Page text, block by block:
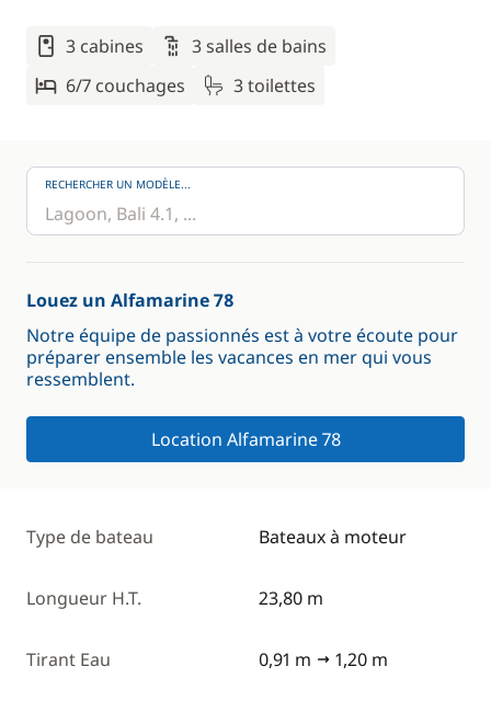
3 cabines
3 salles de bains
6/7 couchages
3 toilettes
RECHERCHER UN MODÈLE...
Louez un Alfamarine 78
Notre équipe de passionnés est à votre écoute pour
préparer ensemble les vacances en mer qui vous
ressemblent.
Location Alfamarine 78
Type de bateau Bateaux à moteur
Longueur H.T. 23,80 m
Tirant Eau 0,91 m 1,20 m